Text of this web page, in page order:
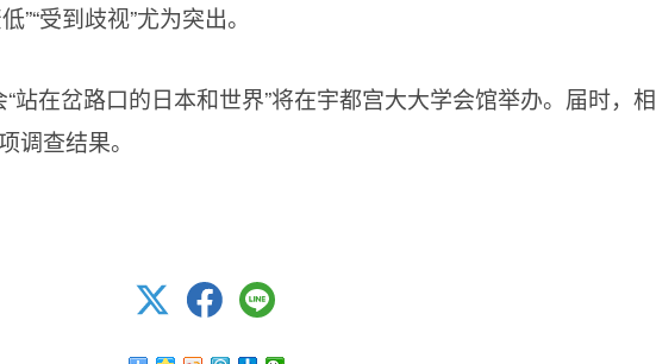
受到歧视”尤为突出。
站在岔路口的日本和世界”将在宇都宫大大学会馆举办。届时，相
调查结果。